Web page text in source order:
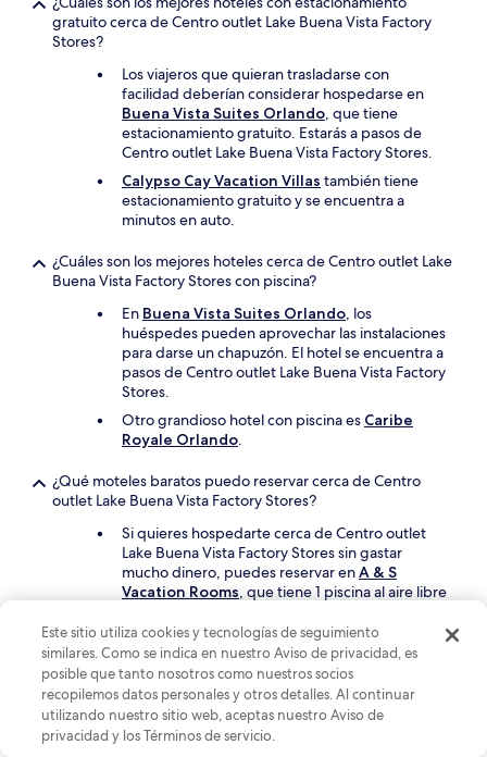
gratuito cerca de Centro outlet Lake Buena Vista Factory
Stores?
Los viajeros que quieran trasladarse con
facilidad deberían considerar hospedarse en
Buena Vista Suites Orlando, que tiene
estacionamiento gratuito. Estarás a pasos de
Centro outlet Lake Buena Vista Factory Stores.
Calypso Cay Vacation Villas también tiene
estacionamiento gratuito y se encuentra a
minutos en auto.
¿Cuáles son los mejores hoteles cerca de Centro outlet Lake
Buena Vista Factory Stores con piscina?
En Buena Vista Suites Orlando, los
huéspedes pueden aprovechar las instalaciones
para darse un chapuzón. El hotel se encuentra a
pasos de Centro outlet Lake Buena Vista Factory
Stores.
Otro grandioso hotel con piscina es Caribe
Royale Orlando.
¿Qué moteles baratos puedo reservar cerca de Centro
outlet Lake Buena Vista Factory Stores?
Si quieres hospedarte cerca de Centro outlet
Lake Buena Vista Factory Stores sin gastar
mucho dinero, puedes reservar enA & S
Vacation Rooms, que tiene 1 piscina al aire libre
Toma en cuenta aMotel 6 Kissimmee, FL -
Orlando, otro motel barato en el área.
¿Qué lugares puedo visitar y qué actividades puedo
encontrar en el área de mi hotel, cerca de Centro outlet Lake
Buena Vista Factory Stores?
Este sitio utiliza cookies y tecnologías de seguimiento
similares. Como se indica en nuestro Aviso de privacidad, es
posible que tanto nosotros como nuestros socios
recopilemos datos personales y otros detalles. Al continuar
utilizando nuestro sitio web, aceptas nuestro Aviso de
privacidad y los Términos de servicio.